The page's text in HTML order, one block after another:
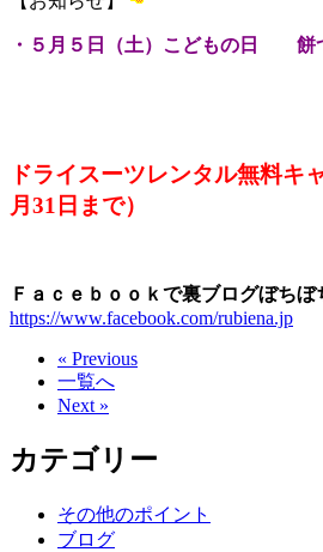
・５月５日（土）こどもの日 餅
ドライスーツレンタル無料キ
月31日まで）
Ｆａｃｅｂｏｏｋで裏ブログぼちぼ
https://www.facebook.com/rubiena.jp
« Previous
一覧へ
Next »
カテゴリー
その他のポイント
ブログ